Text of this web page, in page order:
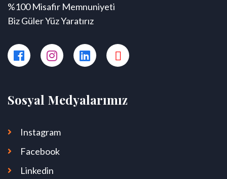
%100 Misafir Memnuniyeti
Biz Güler Yüz Yaratırız
Sosyal Medyalarımız
Instagram
Facebook
Linkedin